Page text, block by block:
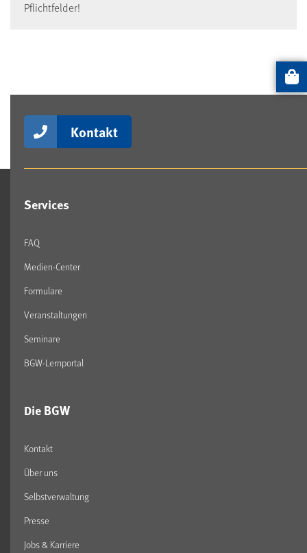
Pflichtfelder!
Kontakt
Services
FAQ
Medien-Center
Formulare
Veranstaltungen
Seminare
BGW-Lernportal
Die BGW
Kontakt
Über uns
Selbstverwaltung
Presse
Jobs & Karriere
Artikel